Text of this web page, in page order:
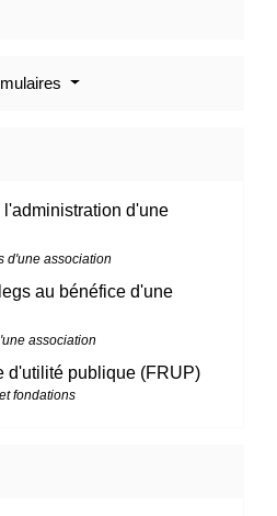
d'une
d'une association
au bénéfice d'une
association
d'utilité publique (FRUP)
fondations